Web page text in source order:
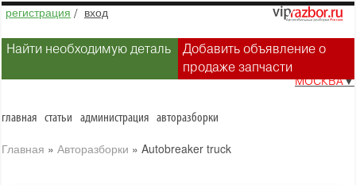
регистрация / вход
Найти необходимую деталь
Добавить объявление о
продаже запчасти
МОСКВА▼
главная статьи администрация авторазборки
Главная » Авторазборки » Autobreaker truck